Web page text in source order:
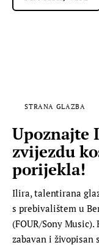
STRANA GLAZBA
Upoznajte
zvijezdu
porijekla!
Ilira, talentirana
s prebivalištem u
(FOUR/Sony
zabavan i živopisan